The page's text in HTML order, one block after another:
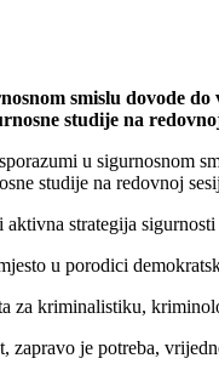
smislu dovode
studije na
u sigurnosnom
studije na redovnoj
aktivna strategija
u porodici
za kriminalistiku,
zapravo je potreba,